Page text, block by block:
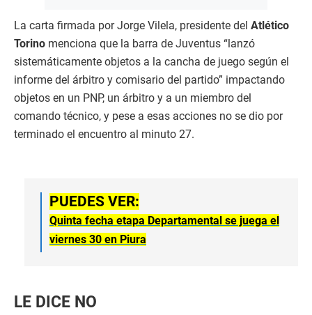
La carta firmada por Jorge Vilela, presidente del Atlético
Torino menciona que la barra de Juventus “lanzó
sistemáticamente objetos a la cancha de juego según el
informe del árbitro y comisario del partido” impactando
objetos en un PNP, un árbitro y a un miembro del
comando técnico, y pese a esas acciones no se dio por
terminado el encuentro al minuto 27.
PUEDES VER:
Quinta fecha etapa Departamental se juega el
viernes 30 en Piura
LE DICE NO